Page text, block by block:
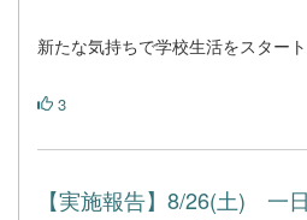
新たな気持ちで学校生活をスタート
3
【実施報告】8/26(土) 一